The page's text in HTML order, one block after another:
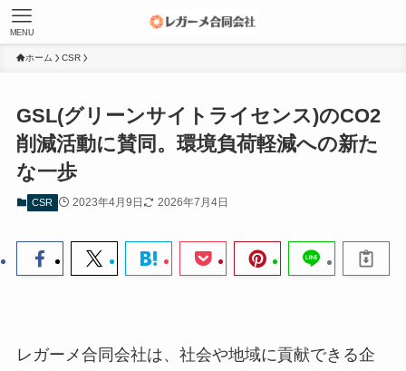
MENU
ホーム CSR
GSL(グリーンサイトライセンス)のCO2
削減活動に賛同。環境負荷軽減への新た
な一歩
CSR 2023年4月9日 2026年7月4日
レガーメ合同会社は、社会や地域に貢献できる企